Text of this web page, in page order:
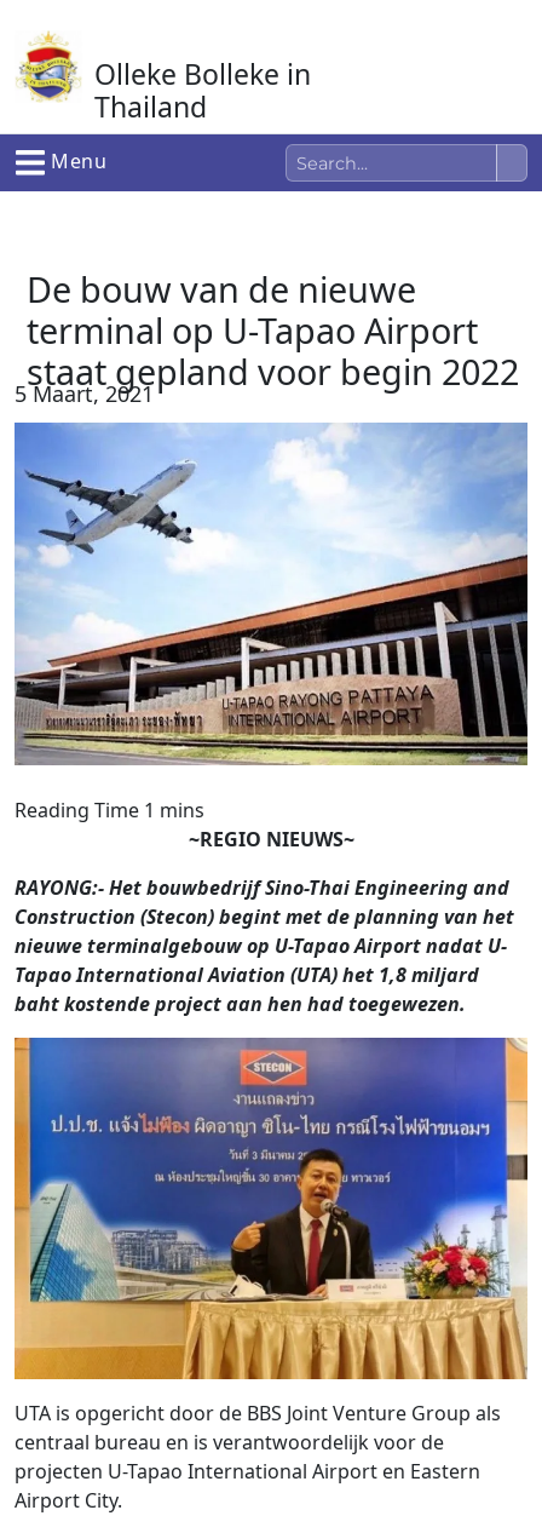
naar
de
inhoud
Olleke Bolleke in
Thailand
In Thailand
Menu
De bouw van de nieuwe
terminal op U-Tapao Airport
staat gepland voor begin 2022
5 Maart, 2021
~REGIO NIEUWS~
RAYONG:- Het bouwbedrijf Sino-Thai Engineering and
Construction (Stecon) begint met de planning van het
nieuwe terminalgebouw op U-Tapao Airport nadat U-
Tapao International Aviation (UTA) het 1,8 miljard
baht kostende project aan hen had toegewezen.
UTA is opgericht door de BBS Joint Venture Group als
centraal bureau en is verantwoordelijk voor de
projecten U-Tapao International Airport en Eastern
Airport City.